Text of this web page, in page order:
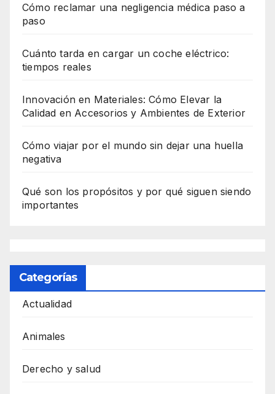
Cómo reclamar una negligencia médica paso a
paso
Cuánto tarda en cargar un coche eléctrico:
tiempos reales
Innovación en Materiales: Cómo Elevar la
Calidad en Accesorios y Ambientes de Exterior
Cómo viajar por el mundo sin dejar una huella
negativa
Qué son los propósitos y por qué siguen siendo
importantes
Categorías
Actualidad
Animales
Derecho y salud